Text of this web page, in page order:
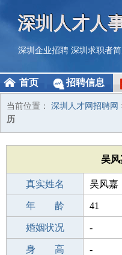
深圳人才人
深圳企业招聘 深圳求职者
首页 招聘信息
当前位置： 深圳人才网招聘网
历
吴
真实姓名 吴风嘉
性 别 男
年 龄 41
出生年月 1985-
婚姻状况 -
学 历 高中
身 高 -